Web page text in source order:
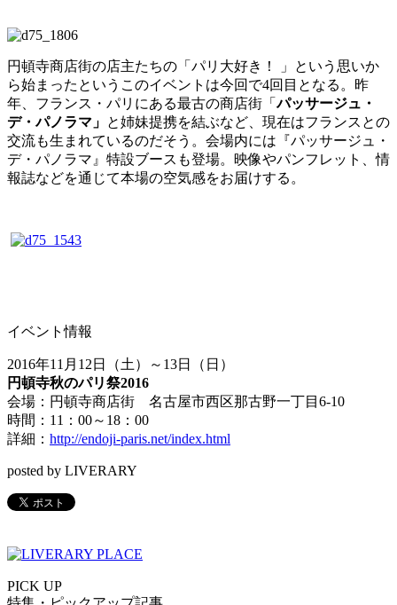
円頓寺商店街の店主たちの「パリ大好き！ 」という思いか
ら始まったというこのイベントは今回で4回 目となる 。昨
年、フランス・パリにある最古の商店街「パッサージュ・
デ・パノラマ」 と姉妹提携を結ぶなど、現在はフランスとの
交流も生まれているのだそう。会場内には『パッサージュ・
デ・パノラマ』特設ブースも登場。映像やパンフレット、情
報誌などを通じて本場の空気感をお届けする。
イベント情報
2016年11月12日（土）～13日（日）
円頓寺秋のパリ祭2016
会場：円頓寺商店街 名古屋市西区那古野一丁目6-10
時間：11：00～18：00
詳細： http://endoji-paris.net/index.html
posted by LIVERARY
PICK UP